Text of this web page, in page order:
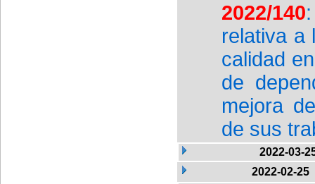
2022/140
relativa a
calidad
de
mejora
de sus
2022-03-
2022-02-25